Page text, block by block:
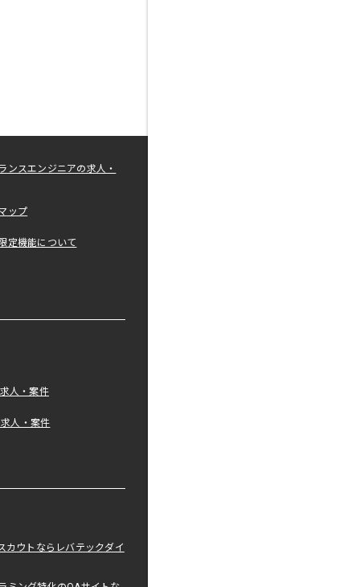
ンスエンジニアの求人・
ップ
定機能について
人・案件
人・案件
カウトならレバテックダイ